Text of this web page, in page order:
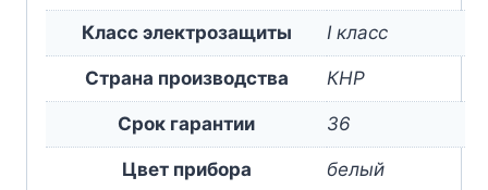
Класс электрозащиты I класс
Страна производства КНР
Срок гарантии 36
Цвет прибора белый